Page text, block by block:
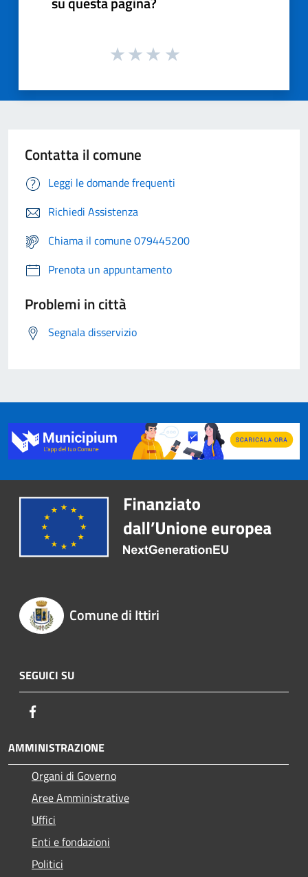
Contatta il comune
Leggi le domande frequenti
Richiedi Assistenza
Chiama il comune 079445200
Prenota un appuntamento
Problemi in città
Segnala disservizio
Comune di Ittiri
SEGUICI SU
AMMINISTRAZIONE
Organi di Governo
Aree Amministrative
Uffici
Enti e fondazioni
Politici